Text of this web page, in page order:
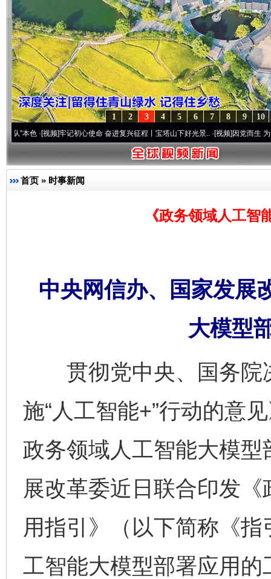
10
9
8
7
6
5
4
3
2
1
·[视频]牢记初心使命 奋进复兴征程丨宝塔山下好光景..·[视频]因党而生 为党而战——
首页 » 时事新闻
《政务领域人工智
中央网信办、国家发展
大模型
贯彻党中央、国务院
施“人工智能+”行动的意
政务领域人工智能大模
展改革委近日联合印发
用指引》（以下简称《
工智能大模型部署应用